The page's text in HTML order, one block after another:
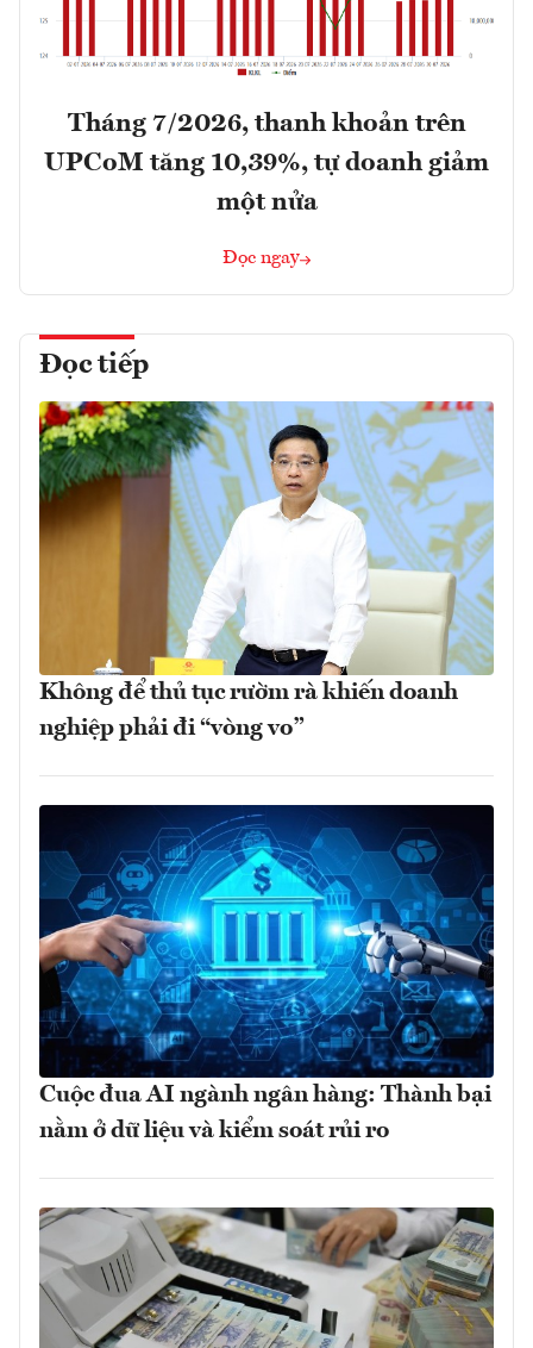
Tháng 7/2026, thanh khoản trên
UPCoM tăng 10,39%, tự doanh giảm
một nửa
Đọc ngay
Đọc tiếp
Không để thủ tục rườm rà khiến doanh
nghiệp phải đi “vòng vo”
Cuộc đua AI ngành ngân hàng: Thành bại
nằm ở dữ liệu và kiểm soát rủi ro